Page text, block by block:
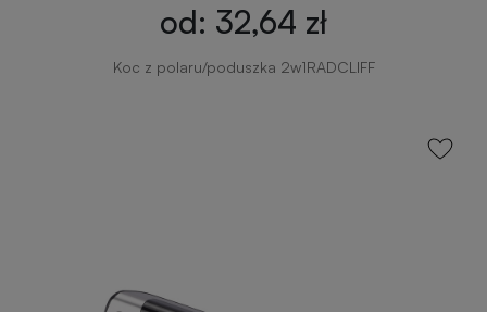
od: 32,64 zł
Koc z polaru/poduszka 2w1RADCLIFF